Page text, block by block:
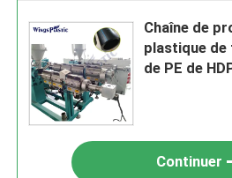
Chaîne de
plastique de
de PE de
Continuer